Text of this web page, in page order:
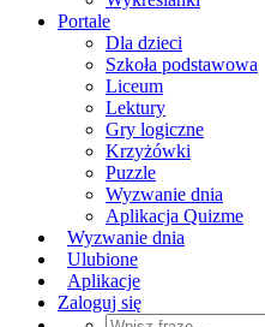
Portale
Dla dzieci
Szkoła podstawowa
Liceum
Lektury
Gry logiczne
Krzyżówki
Puzzle
Wyzwanie dnia
Aplikacja Quizme
Wyzwanie dnia
Ulubione
Aplikacje
Zaloguj się